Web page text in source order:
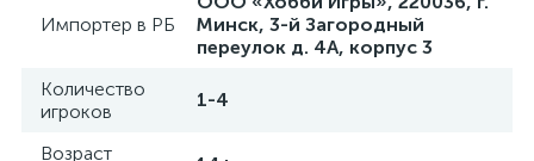
Импортер в РБ
Минск, 3-й Загородный
переулок д. 4А, корпус 3
Количество
игроков
1-4
Возраст